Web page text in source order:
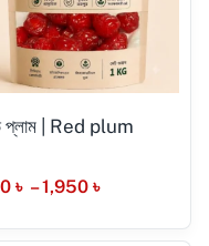
প্লাম | Red plum
৳ – 1,950 ৳